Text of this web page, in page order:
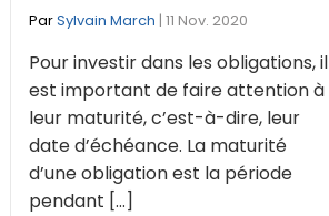
ParSylvain March | 11 Nov. 2020
Pour investir dans les obligations, il
est important de faire attention à
leur maturité, c’est-à-dire, leur
date d’échéance. La maturité
d’une obligation est la période
pendant [...]